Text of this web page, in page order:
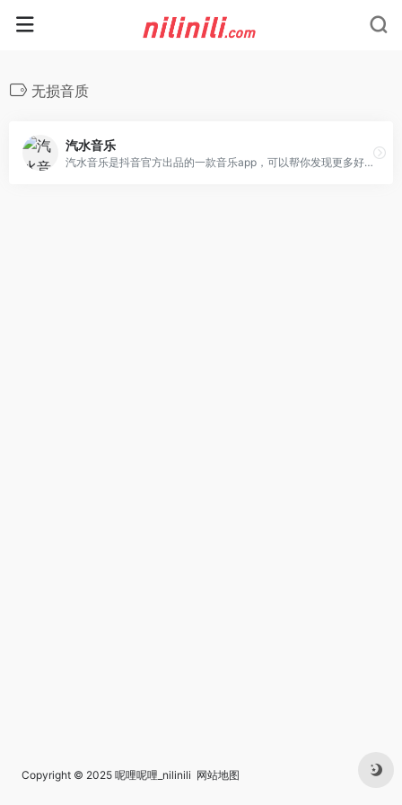
无损音质
汽水音乐
汽水音乐是抖音官方出品的一款音乐app，可以帮你发现更多好音乐。汽水音乐APP产品拥有千万量级曲库，支持海量音乐随心听，同时具备个性化推荐、分类电台、特色榜单等功能，汽水音乐官网帮助你发现小众好音乐拒绝千篇一律 。用户还可以同步抖音音乐收藏，彰显个人音乐品味，下次听歌更方便。
Copyright © 2025 呢哩呢哩_nilinili 网站地图